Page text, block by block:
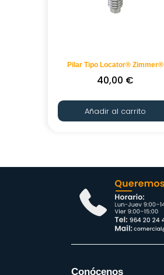
Pilar Tipo Locator® Zimmer®
40,00 €
Añadir al carrito
Conócenos